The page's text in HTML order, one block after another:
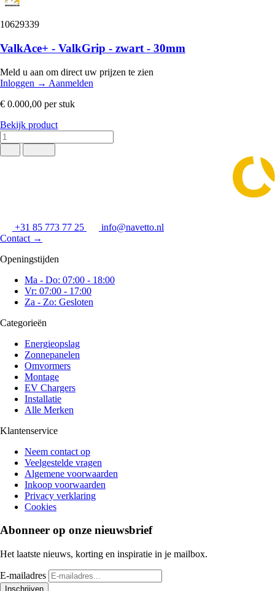
10629339
ValkAce+ - ValkGrip - zwart - 30mm
Meld u aan om direct uw prijzen te zien
Inloggen → Aanmelden
€ 0.000,00 per stuk
Bekijk product
+31 85 773 77 25
info@navetto.nl
Contact →
Openingstijden
Ma - Do: 07:00 - 18:00
Vr: 07:00 - 17:00
Za - Zo: Gesloten
Categorieën
Energieopslag
Zonnepanelen
Omvormers
Montage
EV Chargers
Installatie
Alle Merken
Klantenservice
Neem contact op
Veelgestelde vragen
Algemene voorwaarden
Inkoop voorwaarden
Privacy verklaring
Cookies
Abonneer op onze nieuwsbrief
Het laatste nieuws, korting en inspiratie in je mailbox.
E-mailadres
Inschrijven